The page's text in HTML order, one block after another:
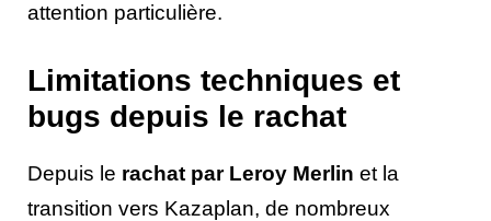
attention particulière.
Limitations techniques et
bugs depuis le rachat
Depuis le rachat par Leroy Merlin et la
transition vers Kazaplan, de nombreux